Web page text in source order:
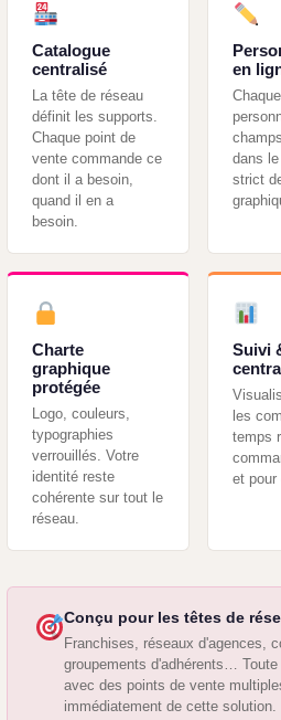
Catalogue
centralisé
La tête de réseau
définit les supports.
Chaque point de
vente commande ce
dont il a besoin,
quand il en a
besoin.
en
dans
strict
Charte
graphique
protégée
Logo, couleurs,
typographies
verrouillés. Votre
identité reste
cohérente sur tout le
réseau.
Suivi
les
temps
et pour
Conçu pour les têtes de
Franchises, réseaux d'agences,
groupements d'adhérents…
avec des points de vente
immédiatement de cette solution.